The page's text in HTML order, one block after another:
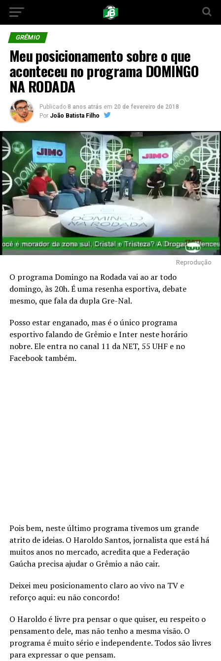
GRÊMIO
Meu posicionamento sobre o que
aconteceu no programa DOMINGO
NA RODADA
Publicado 8 anos atrás em 20 de fevereiro de 2018
Por João Batista Filho
Reprodução
O programa Domingo na Rodada vai ao ar todo
domingo, às 20h. É uma resenha esportiva, debate
mesmo, que fala da dupla Gre-Nal.
Posso estar enganado, mas é o único programa
esportivo falando de Grêmio e Inter neste horário
nobre. Ele entra no canal 11 da NET, 55 UHF e no
Facebook também.
Pois bem, neste último programa tivemos um grande
atrito de ideias. O Haroldo Santos, jornalista que está há
muitos anos no mercado, acredita que a Federação
Gaúcha precisa ajudar o Grêmio a não cair.
Deixei meu posicionamento claro ao vivo na TV e
reforço aqui: eu não concordo!
O Haroldo é livre pra pensar o que quiser, eu respeito o
pensamento dele, mas não tenho a mesma visão. O
programa é muito sério e independente. Todos são livres
para expressar o que pensam.